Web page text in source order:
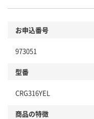
お申込番号
973051
型番
CRG316YEL
商品の特徴